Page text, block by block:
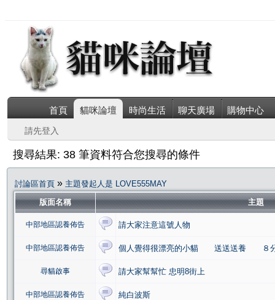
首頁 貓咪論壇 時尚生活 聊天廣場 購物中心
請先登入
搜尋結果: 38 筆資料符合您搜尋的條件
討論區首頁 » 主題發起人是 LOVE555MAY
版面名稱
主題
中部地區認養佈告 請大家注意這號人物
中部地區認養佈告 個人覺得很漂亮的小貓 送送送養 ８分
尋貓啟事 請大家幫幫忙 忠明8街上
中部地區認養佈告 純白波斯